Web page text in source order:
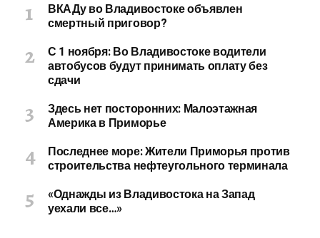
ВКАДу во Владивостоке объявлен
смертный приговор?
С 1 ноября: Во Владивостоке водители
автобусов будут принимать оплату без
сдачи
Здесь нет посторонних: Малоэтажная
Америка в Приморье
Последнее море: Жители Приморья против
строительства нефтеугольного терминала
«Однажды из Владивостока на Запад
уехали все…»